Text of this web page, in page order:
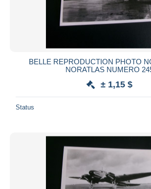
BELLE REPRODUCTION PHOTO
NORATLAS NUMERO
± 1,15 $
Status